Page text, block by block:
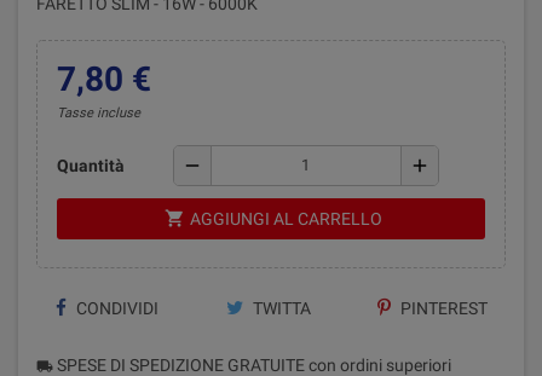
7,80 €
Tasse incluse
Quantità remove add
shopping_cart AGGIUNGI AL CARRELLO
CONDIVIDI TWITTA PINTEREST
local_shipping SPESE DI SPEDIZIONE GRATUITE con ordini superiori